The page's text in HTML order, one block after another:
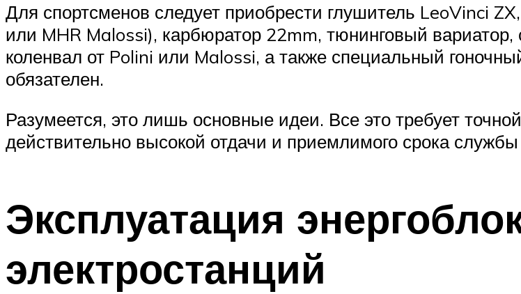
Для спортсменов следует приобрести глушитель LeoVinci
или MHR Malossi), карбюратор 22mm, тюнинговый
коленвал от Polini или Malossi, а также специальный
обязателен.
Разумеется, это лишь основные идеи. Все это требует
действительно высокой отдачи и приемлимого срока службы
Эксплуатация
электростанций